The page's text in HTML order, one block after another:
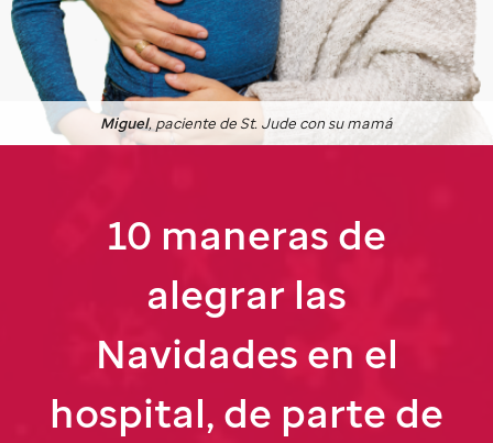
Miguel, paciente deSt. Jude con su mamá
10 maneras de
alegrar las
Navidades en el
hospital, de parte de